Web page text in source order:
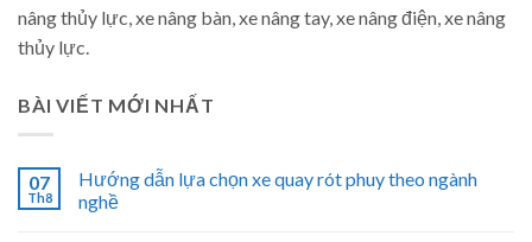
nâng thủy lực, xe nâng bàn, xe nâng tay, xe nâng điện, xe nâng
thủy lực.
BÀI VIẾT MỚI NHẤT
07
Th8
Hướng dẫn lựa chọn xe quay rót phuy theo ngành
nghề